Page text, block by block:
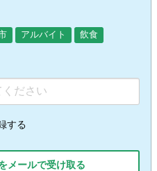
アルバイト
飲食
する
メールで受け取る